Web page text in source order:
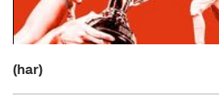
(har)